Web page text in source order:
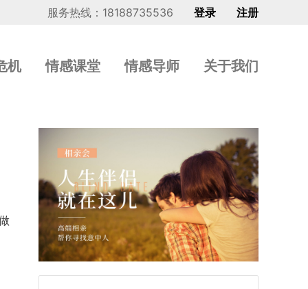
服务热线：18188735536 登录 注册
机 情感课堂 情感导师 关于我们